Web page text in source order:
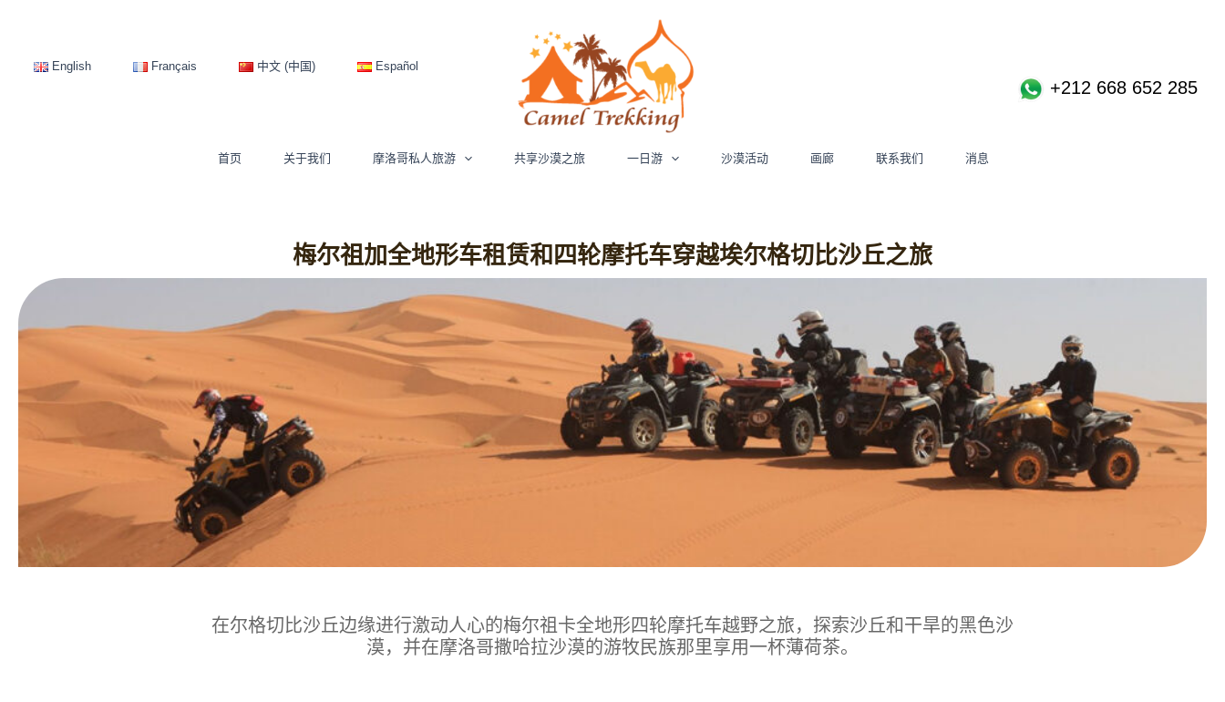
English Français 中文 (中国) Español
+212 668 652 285
首页 关于我们 摩洛哥私人旅游 共享沙漠之旅 一日游 沙漠活动 画廊 联系我们 消息
梅尔祖加全地形车租赁和四轮摩托车穿越埃尔格切比沙丘之旅
在尔格切比沙丘边缘进行激动人心的梅尔祖卡全地形四轮摩托车越野之旅，探索沙丘和干旱的黑色沙
漠，并在摩洛哥撒哈拉沙漠的游牧民族那里享用一杯薄荷茶。